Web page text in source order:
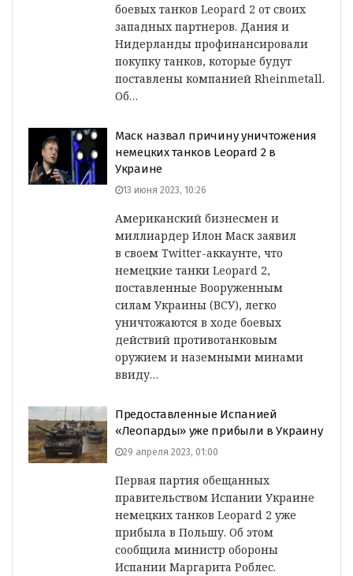
боевых танков Leopard 2 от своих
западных партнеров. Дания и
Нидерланды профинансировали
покупку танков, которые будут
поставлены компанией Rheinmetall.
Об…
Маск назвал причину уничтожения
немецких танков Leopard 2 в
Украине
13 июня 2023, 10:26
Американский бизнесмен и
миллиардер Илон Маск заявил
в своем Twitter-аккаунте, что
немецкие танки Leopard 2,
поставленные Вооруженным
силам Украины (ВСУ), легко
уничтожаются в ходе боевых
действий противотанковым
оружием и наземными минами
ввиду…
Предоставленные Испанией
«Леопарды» уже прибыли в Украину
29 апреля 2023, 01:00
Первая партия обещанных
правительством Испании Украине
немецких танков Leopard 2 уже
прибыла в Польшу. Об этом
сообщила министр обороны
Испании Маргарита Роблес.